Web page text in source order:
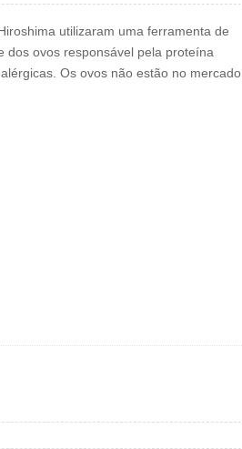
utilizaram uma ferramenta de
dos ovos responsável pela proteína
Os ovos não estão no mercado,